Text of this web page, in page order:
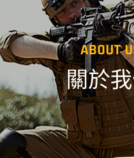
ABOUT
關於